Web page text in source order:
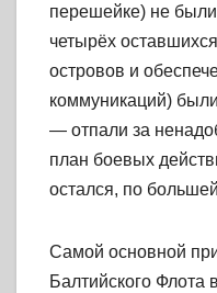
перешейке) не
четырёх
островов и
коммуникаций)
— отпали за
план боевых
остался, по
Самой основной
Балтийского